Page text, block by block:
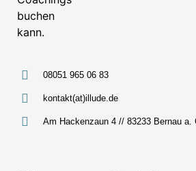
08051 965 06 83
kontakt(at)illude.de
Am Hackenzaun 4 // 83233 Bernau a.